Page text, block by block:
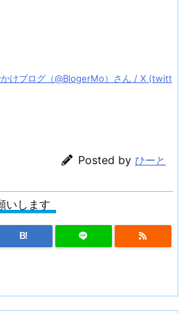
かけブログ（@BlogerMo）さん / X (twitt
Posted by ひーと
いします
B!